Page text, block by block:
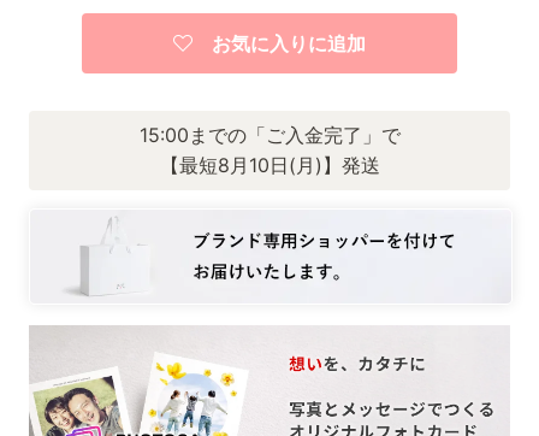
お気に入りに追加
15:00までの「ご入金完了」で
【最短8月10日(月)】発送